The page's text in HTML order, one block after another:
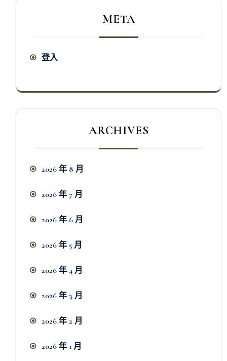
META
登入
ARCHIVES
2026 年 8 月
2026 年 7 月
2026 年 6 月
2026 年 5 月
2026 年 4 月
2026 年 3 月
2026 年 2 月
2026 年 1 月